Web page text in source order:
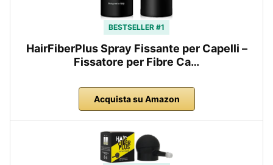
BESTSELLER #1
HairFiberPlus Spray Fissante per Capelli –
Fissatore per Fibre Ca…
Acquista su Amazon